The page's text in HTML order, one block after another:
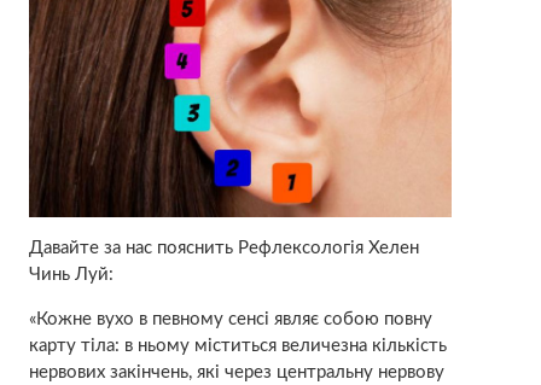
Давайте за нас пояснить Рефлексологія Хелен
Чинь Луй:
«Кожне вухо в певному сенсі являє собою повну
карту тiла: в ньому міститься величезна кількість
нервових закінчень, які через центральну нервову